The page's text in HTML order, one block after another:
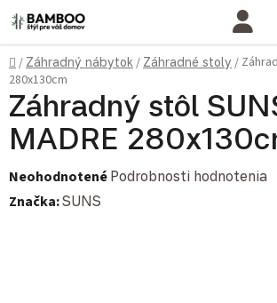
Prejsť na obsah
Domov
/ Záhradný nábytok / Záhradné stoly /
280x130cm
Záhradný stôl
MADRE
Priemerné hodnotenie produktu je 0,0 z 5
Neohodnotené Podrobnosti hodnotenia
Značka:SUNS